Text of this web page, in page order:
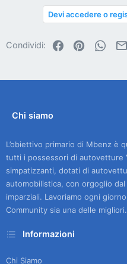
Devi accedere o
Condividi: FacebookPinterest
Chi siamo
L’obiettivo primario di Mbenz è
tutti i possessori di autovetture
simpatizzanti, dotati di
automobilistica, con orgoglio
imparziali. Lavoriamo ogni
Community sia una delle migliori.
Informazioni
Chi Siamo